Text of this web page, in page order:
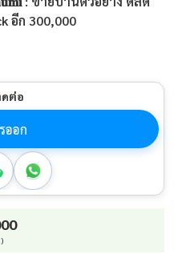
อีก 300,000
ต่อ
ออก